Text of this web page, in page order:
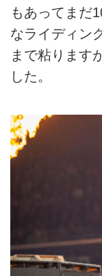
もあってまだ
なライディン
まで粘ります
した。